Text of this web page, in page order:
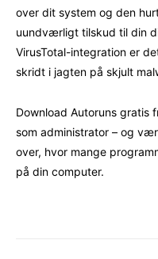
over dit system og den
uundværligt tilskud til din
VirusTotal-integration er
skridt i jagten på skjult
Download Autoruns gratis
som administrator – og
over, hvor mange
på din computer.